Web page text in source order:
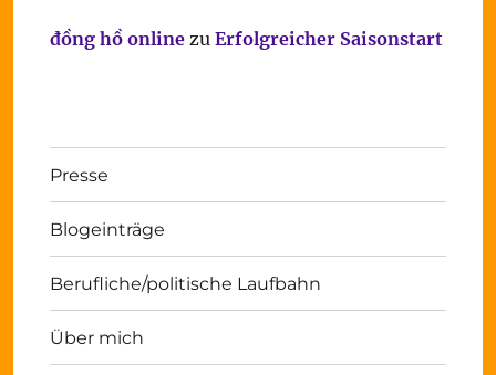
đồng hồ onlinezu Erfolgreicher Saisonstart
Presse
Blogeinträge
Berufliche/politische Laufbahn
Über mich